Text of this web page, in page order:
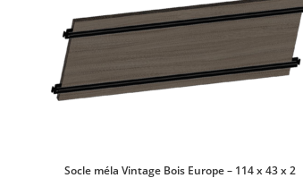
Socle méla Vintage Bois Europe – 114 x 43 x 2